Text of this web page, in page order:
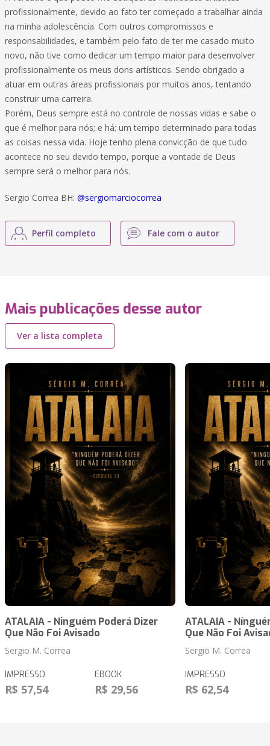
profissionalmente, devido ao fato ter começado a trabalhar ainda
na minha adolescência. Com outros compromissos e
responsabilidades, e também pelo fato de ter me casado muito
novo, não tive como dedicar um tempo maior para desenvolver
profissionalmente os meus dons artísticos. Sendo obrigado a
atuar em outras áreas profissionais por muitos anos, tentando
construir uma carreira.
Porém, Deus sempre está no controle de nossas vidas e sabe o
que é melhor para nós; e há; um tempo determinado para todas
as coisas nessa vida. Hoje tenho plena convicção de que tudo
acontece no seu devido tempo, porque a vontade de Deus
sempre será o melhor para nós.
Sergio Correa BH: @sergiomarciocorrea
Perfil completo Fale com o autor
Mais publicações desse autor
Ver a lista completa
ATALAIA - Ninguém Poderá Dizer
Que Não Foi Avisado
Sergio M. Correa
IMPRESSO
R$ 57,54
EBOOK
R$ 29,56
ATALAIA -
Que Não Foi
Sergio M. Correa
IMPRESSO
R$ 62,54